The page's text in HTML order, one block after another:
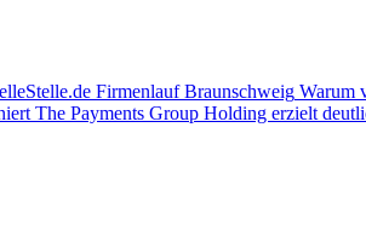
Firmenlauf Braunschweig Warum
The Payments Group Holding erzielt